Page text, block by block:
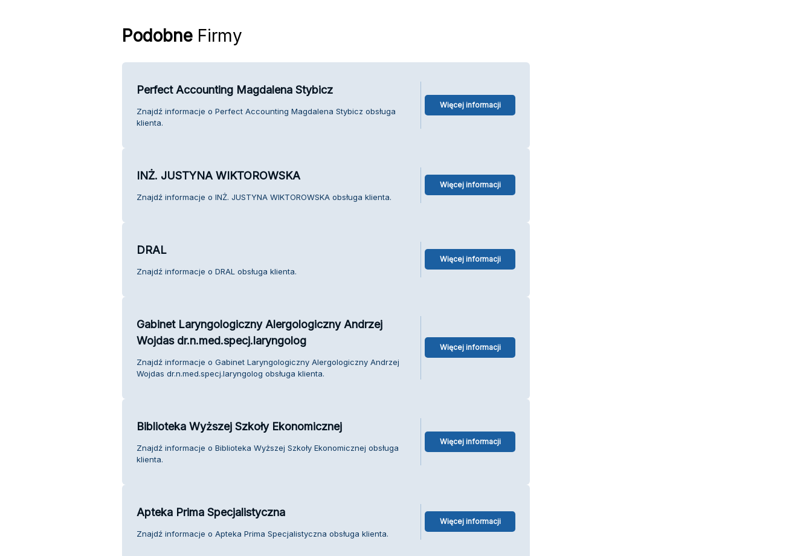
PodobneFirmy
Perfect Accounting Magdalena Stybicz
Znajdź informacje o Perfect Accounting Magdalena Stybicz obsługa
klienta.
Więcej informacji
INŻ. JUSTYNA WIKTOROWSKA
Znajdź informacje o INŻ. JUSTYNA WIKTOROWSKA obsługa klienta.
Więcej informacji
DRAL
Znajdź informacje o DRAL obsługa klienta.
Więcej informacji
Gabinet Laryngologiczny Alergologiczny Andrzej
Wojdas dr.n.med.specj.laryngolog
Znajdź informacje o Gabinet Laryngologiczny Alergologiczny Andrzej
Wojdas dr.n.med.specj.laryngolog obsługa klienta.
Więcej informacji
Biblioteka Wyższej Szkoły Ekonomicznej
Znajdź informacje o Biblioteka Wyższej Szkoły Ekonomicznej obsługa
klienta.
Więcej informacji
Apteka Prima Specjalistyczna
Znajdź informacje o Apteka Prima Specjalistyczna obsługa klienta.
Więcej informacji